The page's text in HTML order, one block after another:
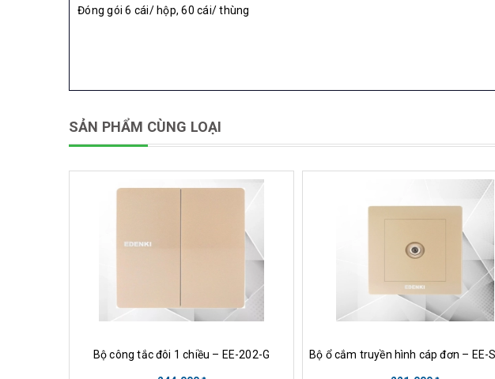
Đóng gói 6 cái/ hộp, 60 cái/ thùng
SẢN PHẨM CÙNG LOẠI
Bộ công tắc đôi 1 chiều – EE-202-G
Bộ ổ cắm truyền hình cáp đơn – EE-